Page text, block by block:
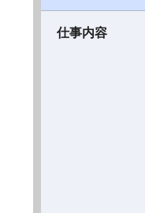
仕事内容